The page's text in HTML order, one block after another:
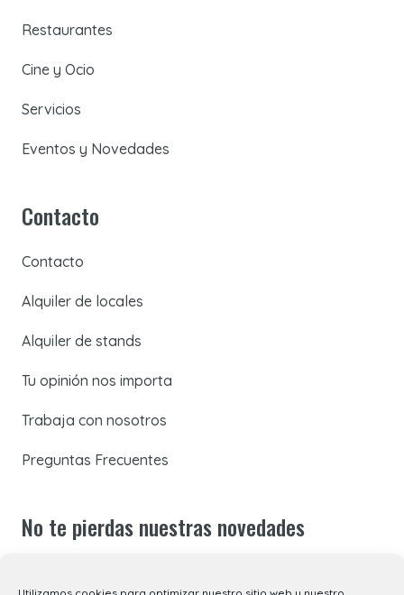
Restaurantes
Cine y Ocio
Servicios
Eventos y Novedades
Contacto
Contacto
Alquiler de locales
Alquiler de stands
Tu opinión nos importa
Trabaja con nosotros
Preguntas Frecuentes
No te pierdas nuestras novedades